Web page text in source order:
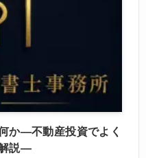
か―不動産投資でよく
説―